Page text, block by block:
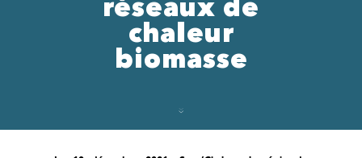
réseaux de
chaleur
biomasse